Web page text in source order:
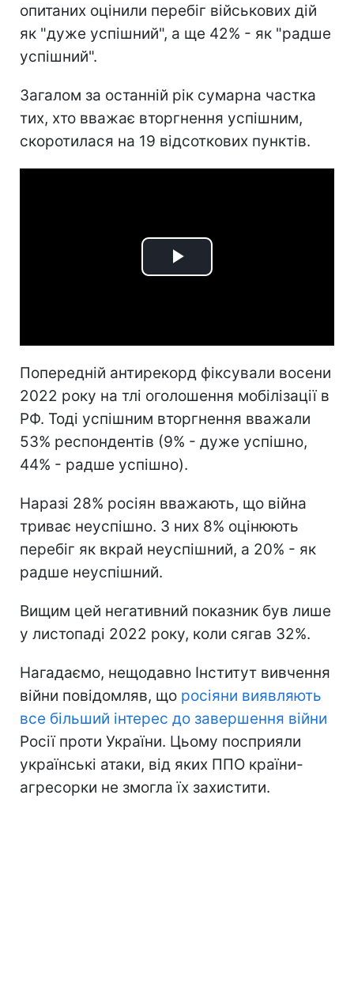
опитаних оцінили перебіг військових дій
як "дуже успішний", а ще 42% - як "радше
успішний".
Загалом за останній рік сумарна частка
тих, хто вважає вторгнення успішним,
скоротилася на 19 відсоткових пунктів.
Play
Попередній антирекорд фіксували восени
2022 року на тлі оголошення мобілізації в
РФ. Тоді успішним вторгнення вважали
53% респондентів (9% - дуже успішно,
44% - радше успішно).
Наразі 28% росіян вважають, що війна
триває неуспішно. З них 8% оцінюють
перебіг як вкрай неуспішний, а 20% - як
радше неуспішний.
Вищим цей негативний показник був лише
у листопаді 2022 року, коли сягав 32%.
Нагадаємо, нещодавно Інститут вивчення
війни повідомляв, що росіяни виявляють
все більший інтерес до завершення війни
Росії проти України. Цьому посприяли
українські атаки, від яких ППО країни-
агресорки не змогла їх захистити.